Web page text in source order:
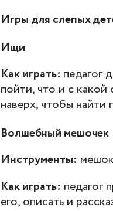
Игры для слепых
Ищи
Как играть: педагог
пойти, что и с какой
наверх, чтобы найти
Волшебный мешочек
Инструменты:
Как играть: педагог
его, описать и